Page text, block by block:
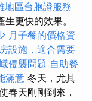
地區台胞證服務
更快的效果。
月子餐的價格資
設施，適合需要
侵襲問題 自助餐
滿意 冬天，尤其
春天剛剛到來，